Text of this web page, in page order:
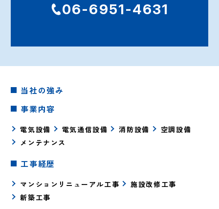
06-6951-4631
当社の強み
事業内容
電気設備 電気通信設備 消防設備
空調設備
メンテナンス
工事経歴
マンションリニューアル工事
施設改修工事
新築工事